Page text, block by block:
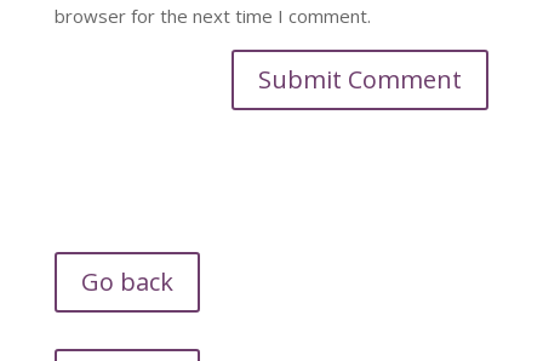
browser for the next time I comment.
Go back